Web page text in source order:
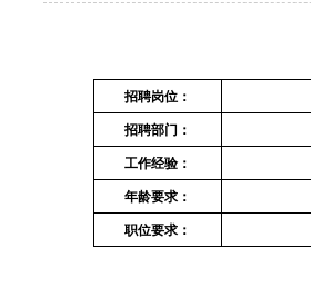
招聘岗位：
招聘部门：
工作经验：
年龄要求：
职位要求：